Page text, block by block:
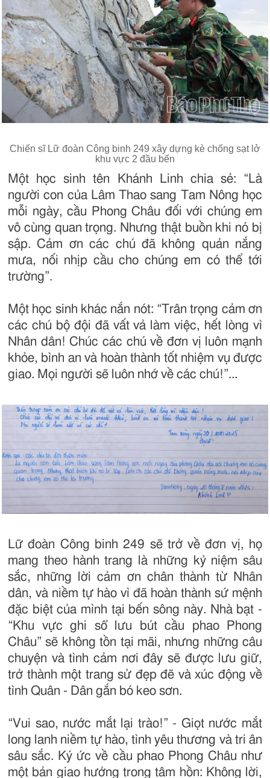
Chiến sĩ Lữ đoàn Công binh 249 xây dựng kè chống sạt lở
khu vực 2 đầu bến
Một học sinh tên Khánh Linh chia sẻ: “Là
người con của Lâm Thao sang Tam Nông học
mỗi ngày, cầu Phong Châu đối với chúng em
vô cùng quan trọng. Nhưng thật buồn khi nó bị
sập. Cảm ơn các chú đã không quản nắng
mưa, nối nhịp cầu cho chúng em có thể tới
trường”.
Một học sinh khác nắn nót: “Trân trọng cảm ơn
các chú bộ đội đã vất vả làm việc, hết lòng vì
Nhân dân! Chúc các chú về đơn vị luôn mạnh
khỏe, bình an và hoàn thành tốt nhiệm vụ được
giao. Mọi người sẽ luôn nhớ về các chú!”...
Lữ đoàn Công binh 249 sẽ trở về đơn vị, họ
mang theo hành trang là những kỷ niệm sâu
sắc, những lời cảm ơn chân thành từ Nhân
dân, và niềm tự hào vì đã hoàn thành sứ mệnh
đặc biệt của mình tại bến sông này. Nhà bạt -
“Khu vực ghi sổ lưu bút cầu phao Phong
Châu” sẽ không tồn tại mãi, nhưng những câu
chuyện và tình cảm nơi đây sẽ được lưu giữ,
trở thành một trang sử đẹp đẽ và xúc động về
tình Quân - Dân gắn bó keo sơn.
“Vui sao, nước mắt lại trào!” - Giọt nước mắt
long lanh niềm tự hào, tình yêu thương và tri ân
sâu sắc. Ký ức về cầu phao Phong Châu như
một bản giao hưởng trong tâm hồn: Không lời,